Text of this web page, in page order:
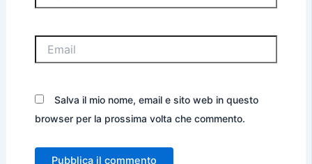
Salva il mio nome, email e sito web in questo
browser per la prossima volta che commento.